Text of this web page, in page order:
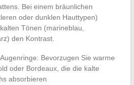
Bei einem bräunlichen
oder dunklen Hauttypen)
Tönen (marineblau,
den Kontrast.
Bevorzugen Sie warme
oder Bordeaux, die die kalte
absorbieren